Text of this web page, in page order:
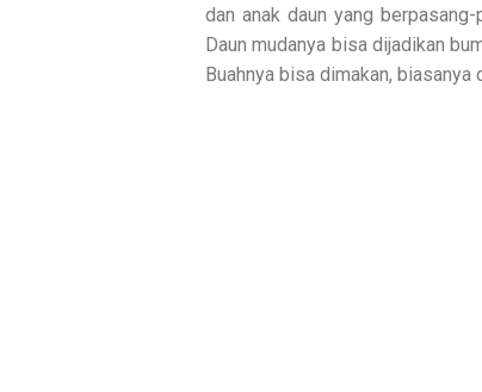
dan anak daun yang
Daun mudanya bisa dijadikan
Buahnya bisa dimakan, biasanya